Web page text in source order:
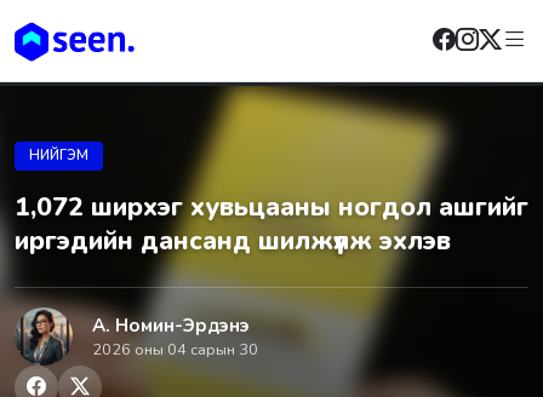
НИЙГЭМ
1,072 ширхэг хувьцааны ногдол ашгийг
иргэдийн дансанд шилжүүлж эхлэв
А. Номин-Эрдэнэ
2026 оны 04 сарын 30